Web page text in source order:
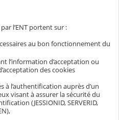
l’ENT portent sur :
au bon fonctionnement du
l’information d’acceptation ou
des cookies
à l’authentification auprès d’un
visant à assurer la sécurité du
(JESSIONID, SERVERID,